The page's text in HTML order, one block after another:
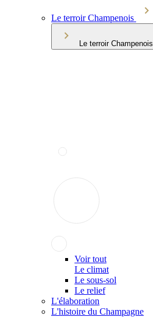
Le terroir Champenois
Le terroir Champenois
Voir tout
Le climat
Le sous-sol
Le relief
L'élaboration
L'histoire du Champagne